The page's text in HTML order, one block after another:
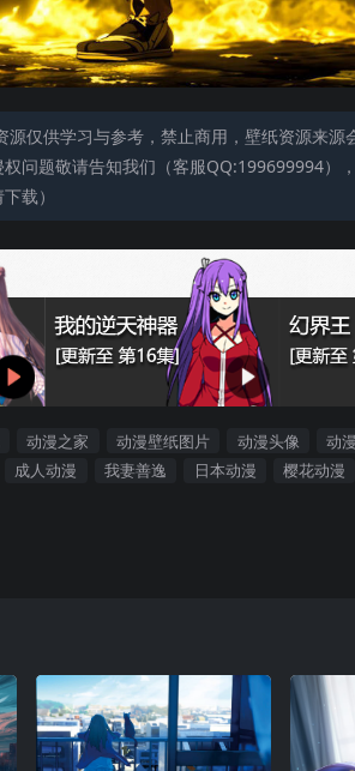
源仅供学习与参考，禁止商用，壁纸资源来
问题敬请告知我们（客服QQ:199699994）
载）
动漫之家 动漫壁纸图片 动漫头像 动
成人动漫 我妻善逸 日本动漫 樱花动漫